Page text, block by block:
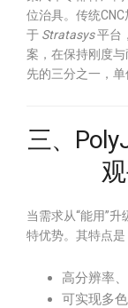
位治具。传统
于 Stratasys平台
案，在保持刚度
先的三分之一，单
三、
当需求从“能用”升
特优势。其特点是
高分辨率
可实现多